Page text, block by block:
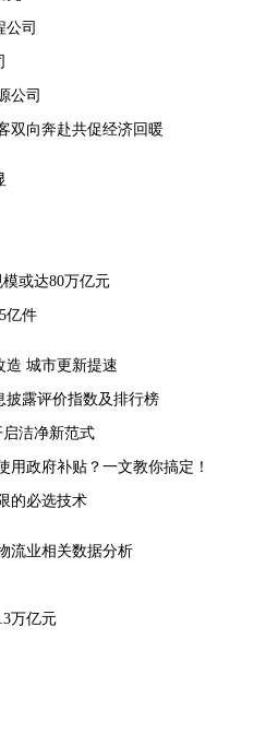
司
公司
双向奔赴共促经济回暖
或达80万亿元
亿件
造 城市更新提速
披露评价指数及排行榜
洁净新范式
用政府补贴？一文教你搞定！
的必选技术
流业相关数据分析
万亿元